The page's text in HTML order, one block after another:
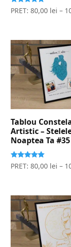
Evaluat la
5.00
PRET:80,00 lei –
Tablou
Artistic –
Noaptea Ta #35
Evaluat la
5.00
PRET:80,00 lei –